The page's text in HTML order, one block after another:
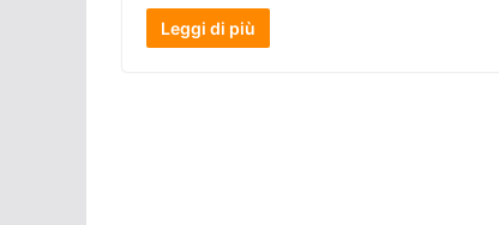
Leggi di più